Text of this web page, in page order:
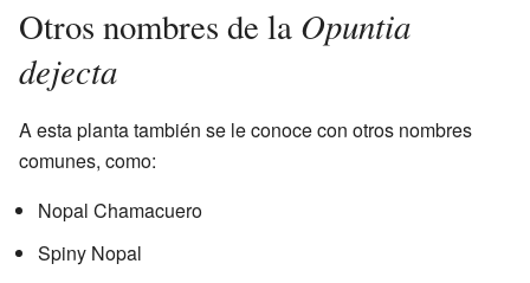
Otros nombres de la Opuntia
dejecta
A esta planta también se le conoce con otros nombres
comunes, como:
Nopal Chamacuero
Spiny Nopal